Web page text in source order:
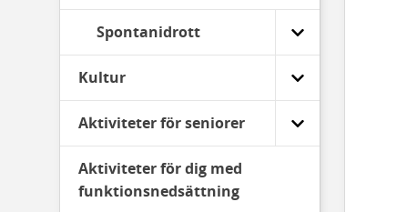
Spontanidrott
Kultur
Aktiviteter för seniorer
Aktiviteter för dig med
funktionsnedsättning